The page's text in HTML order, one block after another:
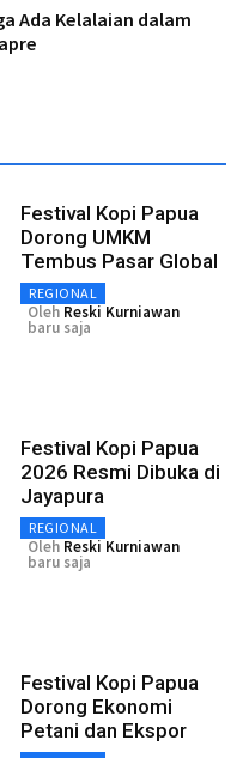
Ada Kelalaian dalam
Festival Kopi Papua
Dorong UMKM
Tembus Pasar Global
REGIONAL
Oleh Reski Kurniawan
baru saja
Festival Kopi Papua
2026 Resmi Dibuka di
Jayapura
REGIONAL
Oleh Reski Kurniawan
baru saja
Festival Kopi Papua
Dorong Ekonomi
Petani dan Ekspor